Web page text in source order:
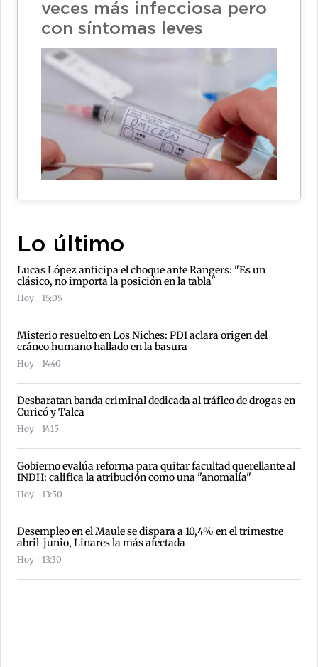
veces más infecciosa pero
con síntomas leves
Lo último
Lucas López anticipa el choque ante Rangers: "Es un
clásico, no importa la posición en la tabla"
Hoy | 15:05
Misterio resuelto en Los Niches: PDI aclara origen del
cráneo humano hallado en la basura
Hoy | 14:40
Desbaratan banda criminal dedicada al tráfico de drogas en
Curicó y Talca
Hoy | 14:15
Gobierno evalúa reforma para quitar facultad querellante al
INDH: califica la atribución como una "anomalía"
Hoy | 13:50
Desempleo en el Maule se dispara a 10,4% en el trimestre
abril-junio, Linares la más afectada
Hoy | 13:30